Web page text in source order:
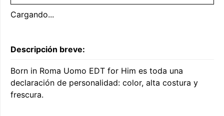
Cargando...
Descripción breve:
Born in Roma Uomo EDT for Him es toda una
declaración de personalidad: color, alta costura y
frescura.